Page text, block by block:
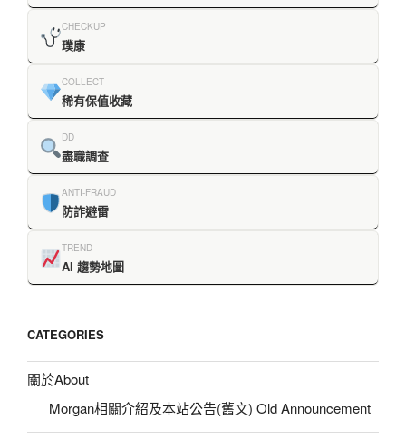
CHECKUP
璞康
COLLECT
稀有保值收藏
DD
盡職調查
ANTI-FRAUD
防詐避雷
TREND
AI 趨勢地圖
CATEGORIES
關於About
Morgan相關介紹及本站公告(舊文) Old Announcement